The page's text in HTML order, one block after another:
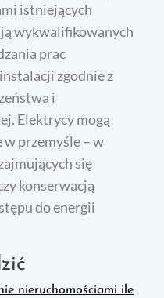
istniejących
wykwalifikowanych
prac
zgodnie z
i
Elektrycy mogą
przemyśle – w
się
konserwacją
do energii
nieruchomościami ile